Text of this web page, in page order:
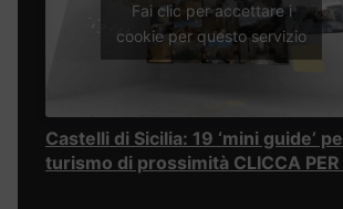
Fai clic per accettare i
cookie per questo servizio
Castelli di Sicilia: 19 ‘mini guide’
turismo di prossimità CLICCA PER